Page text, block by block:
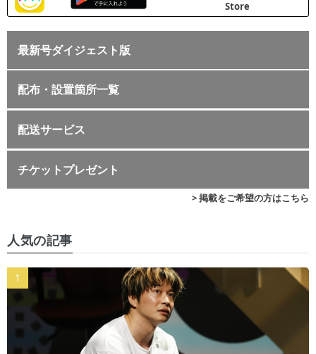
最新号ダイジェスト版
配布・設置箇所一覧
配送サービス
チケットプレゼント
> 掲載をご希望の方はこちら
人気の記事